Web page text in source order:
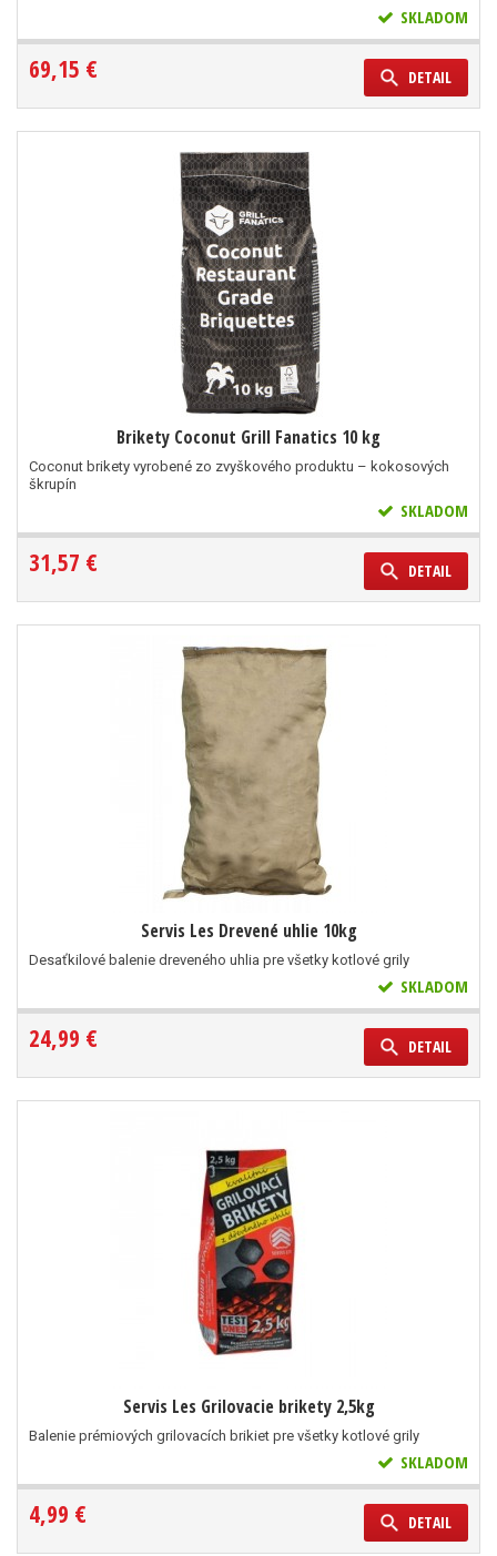
SKLADOM
69,15 € DETAIL
Brikety Coconut Grill Fanatics 10 kg
Coconut brikety vyrobené zo zvyškového produktu – kokosových
škrupín
SKLADOM
31,57 € DETAIL
Servis Les Drevené uhlie 10kg
Desaťkilové balenie dreveného uhlia pre všetky kotlové grily
SKLADOM
24,99 € DETAIL
Servis Les Grilovacie brikety 2,5kg
Balenie prémiových grilovacích brikiet pre všetky kotlové grily
SKLADOM
4,99 € DETAIL